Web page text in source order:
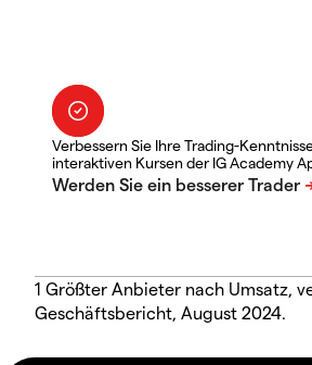
Verbessern Sie Ihre Trading-
interaktiven Kursen der IG Academy
1 Größter Anbieter nach Umsatz,
Geschäftsbericht, August 2024.